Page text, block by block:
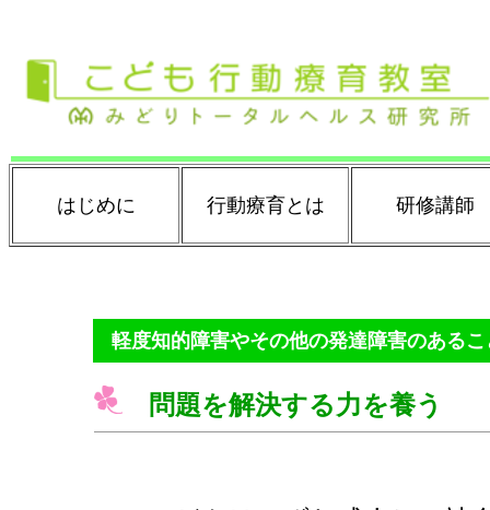
はじめに 行動療育とは 研修講師
軽度知的障害やその他の発達障害のある
問題を解決する力を養う